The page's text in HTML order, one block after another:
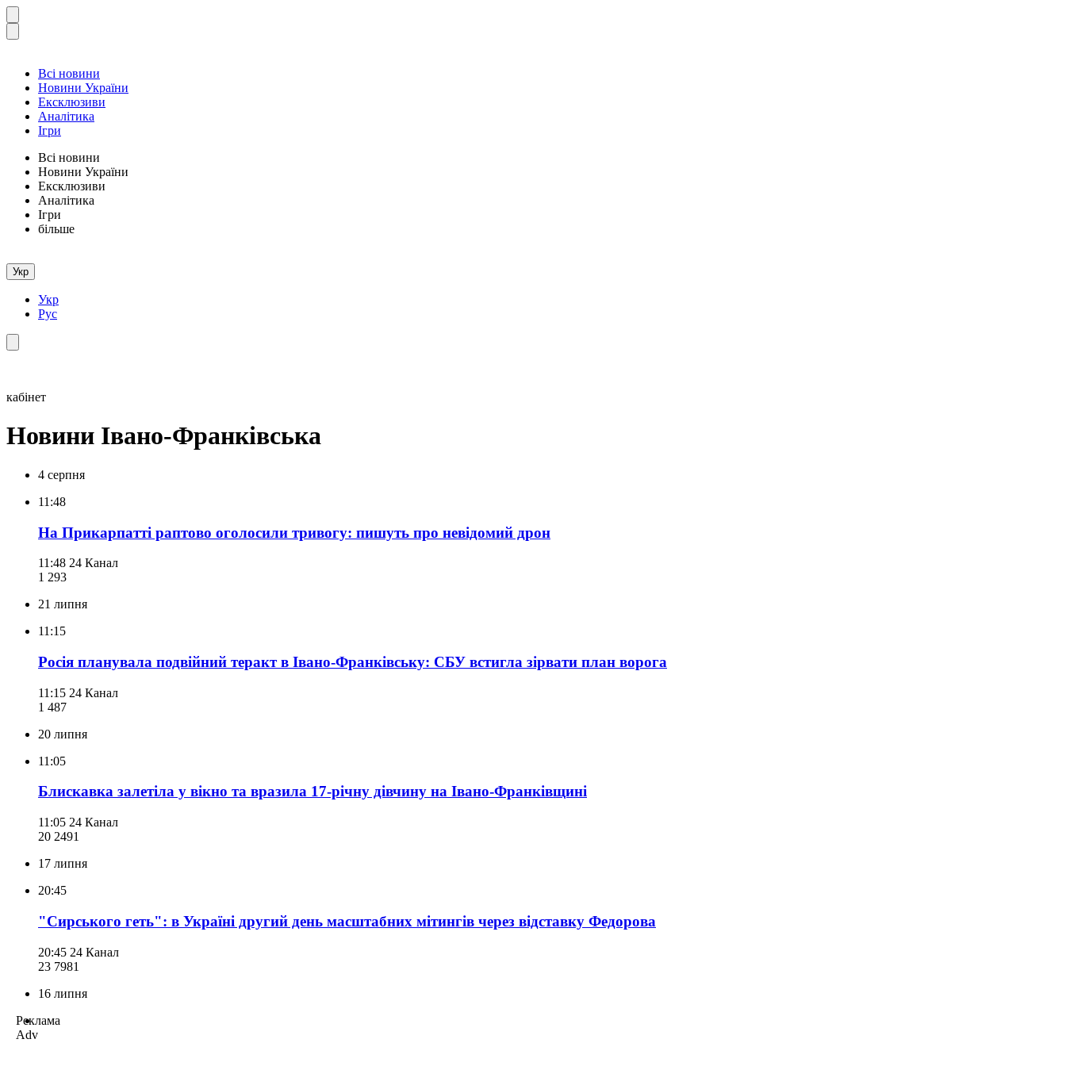
Всі новини
Новини України
Ексклюзиви
Аналітика
Ігри
Всі новини
Новини України
Ексклюзиви
Аналітика
Ігри
більше
Укр
Укр
Рус
кабінет
Новини Івано-Франківська
4 серпня
11:48
На Прикарпатті раптово оголосили тривогу: пишуть про невідомий дрон
11:48 24 Канал
1 293
21 липня
11:15
Росія планувала подвійний теракт в Івано-Франківську: СБУ встигла зірвати план ворога
11:15 24 Канал
1 487
20 липня
11:05
Блискавка залетіла у вікно та вразила 17-річну дівчину на Івано-Франківщині
11:05 24 Канал
20 2491
17 липня
20:45
"Сирського геть": в Україні другий день масштабних мітингів через відставку Федорова
20:45 24 Канал
23 7981
16 липня
Реклама
Adv